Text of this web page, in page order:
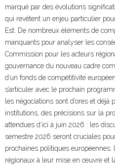
marqué par des évolutions
qui revêtent un enjeu particulier
Est. De nombreux éléments de
manquants pour analyser les
Commission pour les acteurs
gouvernance du nouveau cadre
d’un fonds de compétitivité
s’articuler avec le prochain
les négociations sont d’ores et
institutions, des précisions sur la
attendues d’ici à juin 2026 : les
semestre 2026 seront cruciales
prochaines politiques européennes,
régionaux à leur mise en œuvre et